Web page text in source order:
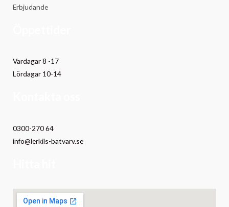
Erbjudande
Vardagar 8 -17
Lördagar 10-14
0300-270 64
info@lerkils-batvarv.se